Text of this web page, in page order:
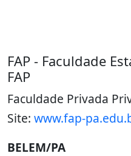
FAP - Faculdade
FAP
Faculdade Privada
Site: www.fap-
BELEM/PA